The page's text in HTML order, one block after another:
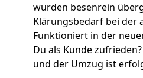
wurden besenrein
Klärungsbedarf bei der
Funktioniert in der
Du als Kunde
und der Umzug ist